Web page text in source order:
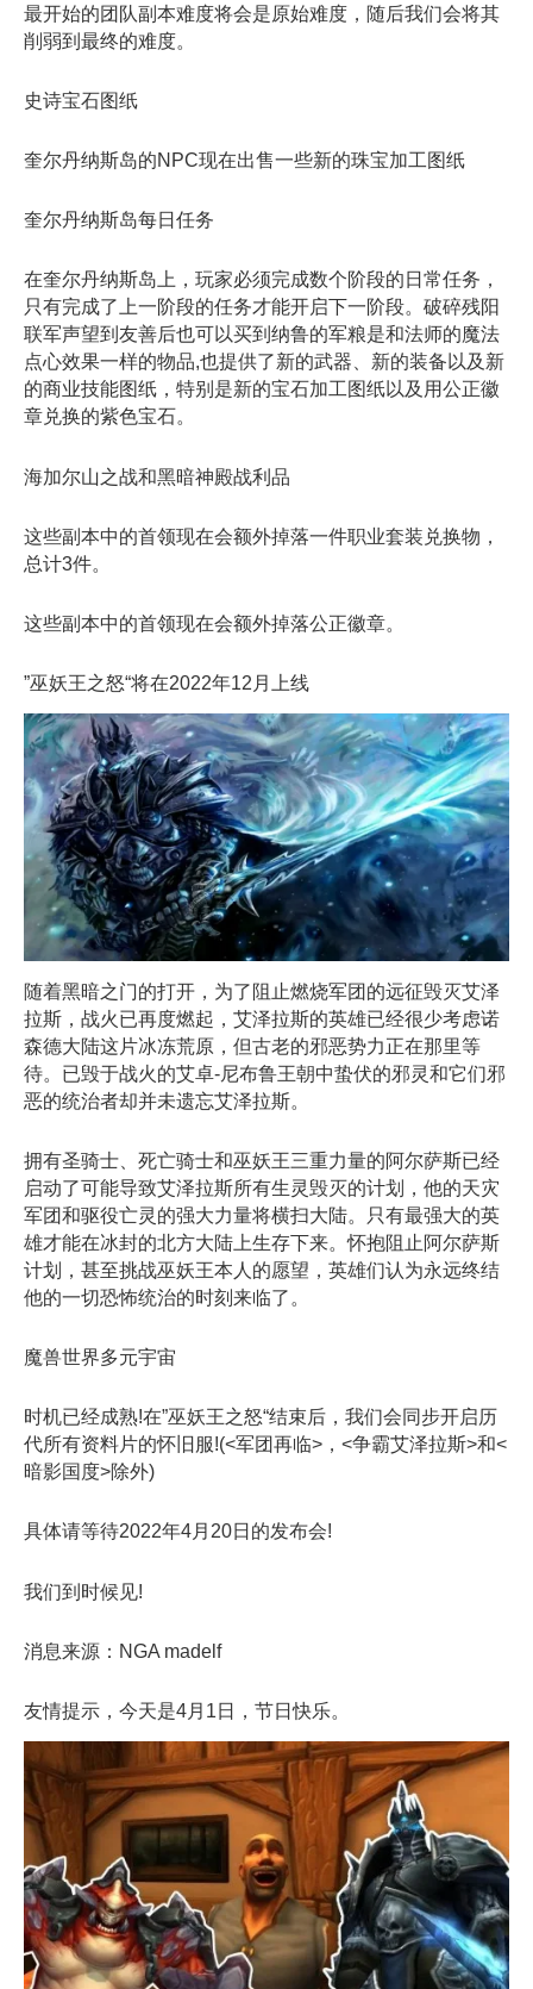
最开始的团队副本难度将会是原始难度，随后我们会将其
削弱到最终的难度。
史诗宝石图纸
奎尔丹纳斯岛的NPC现在出售一些新的珠宝加工图纸
奎尔丹纳斯岛每日任务
在奎尔丹纳斯岛上，玩家必须完成数个阶段的日常任务，
只有完成了上一阶段的任务才能开启下一阶段。破碎残阳
联军声望到友善后也可以买到纳鲁的军粮是和法师的魔法
点心效果一样的物品,也提供了新的武器、新的装备以及新
的商业技能图纸，特别是新的宝石加工图纸以及用公正徽
章兑换的紫色宝石。
海加尔山之战和黑暗神殿战利品
这些副本中的首领现在会额外掉落一件职业套装兑换物，
总计3件。
这些副本中的首领现在会额外掉落公正徽章。
”巫妖王之怒“将在2022年12月上线
随着黑暗之门的打开，为了阻止燃烧军团的远征毁灭艾泽
拉斯，战火已再度燃起，艾泽拉斯的英雄已经很少考虑诺
森德大陆这片冰冻荒原，但古老的邪恶势力正在那里等
待。已毁于战火的艾卓-尼布鲁王朝中蛰伏的邪灵和它们邪
恶的统治者却并未遗忘艾泽拉斯。
拥有圣骑士、死亡骑士和巫妖王三重力量的阿尔萨斯已经
启动了可能导致艾泽拉斯所有生灵毁灭的计划，他的天灾
军团和驱役亡灵的强大力量将横扫大陆。只有最强大的英
雄才能在冰封的北方大陆上生存下来。怀抱阻止阿尔萨斯
计划，甚至挑战巫妖王本人的愿望，英雄们认为永远终结
他的一切恐怖统治的时刻来临了。
魔兽世界多元宇宙
时机已经成熟!在”巫妖王之怒“结束后，我们会同步开启历
代所有资料片的怀旧服!(<军团再临>，<争霸艾泽拉斯>和<
暗影国度>除外)
具体请等待2022年4月20日的发布会!
我们到时候见!
消息来源：NGA madelf
友情提示，今天是4月1日，节日快乐。